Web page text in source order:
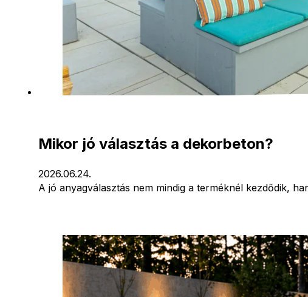
Mikor jó választás a dekorbeton?
2026.06.24.
A jó anyagválasztás nem mindig a terméknél kezdődik,